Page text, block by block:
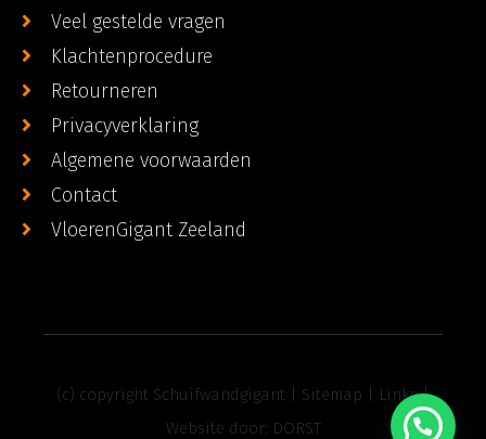
Veel gestelde vragen
Klachtenprocedure
Retourneren
Privacyverklaring
Algemene voorwaarden
Contact
VloerenGigant Zeeland
(c) copyright Schuifwandgigant | Sitemap Links|
Website door: DORST